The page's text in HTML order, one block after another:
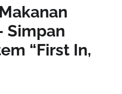
Simpan
“First In,